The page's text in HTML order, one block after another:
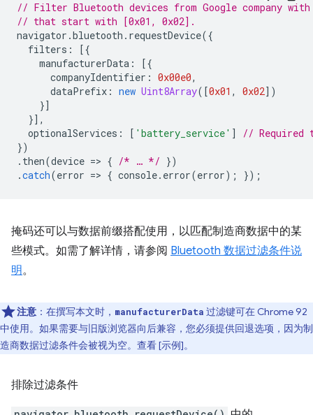
// Filter Bluetooth devices from Google company
// that start with [0x01, 0x02].
navigator .bluetooth . requestDevice({
filters :
[{
manufacturerData :
[{
companyIdentifier : 0x00e0,
dataPrefix : new Uint8Array([0x01 , 0x02])
}]
}],
optionalServices : [ 'battery_service' ]
// Required
})
. then(device => { /* … */ })
.catch(error => { console. error(error); });
掩码还可以与数据前缀搭配使用，以匹配制造商数据中的某
些模式。如需了解详情，请参阅 Bluetooth 数据过滤条件说
明。
注意 ：在撰写本文时， manufacturerData 过滤键可在 Chrome 92
中使用。如果需要与旧版浏览器向后兼容，您必须提供回退选项，因为制
造商数据过滤条件会被视为空。查看 [示例]。
排除过滤条件